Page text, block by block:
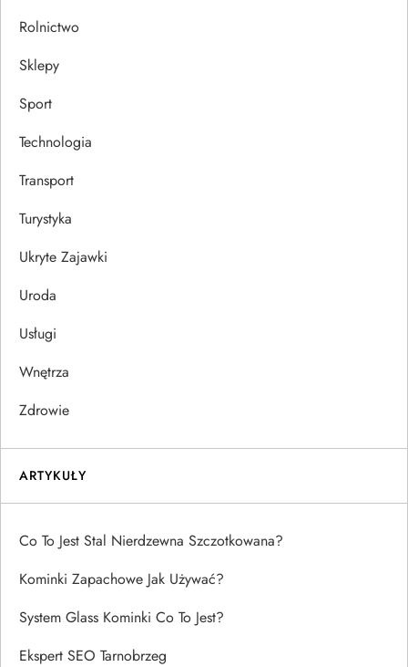
Rolnictwo
Sklepy
Sport
Technologia
Transport
Turystyka
Ukryte Zajawki
Uroda
Usługi
Wnętrza
Zdrowie
ARTYKUŁY
Co To Jest Stal Nierdzewna Szczotkowana?
Kominki Zapachowe Jak Używać?
System Glass Kominki Co To Jest?
Ekspert SEO Tarnobrzeg